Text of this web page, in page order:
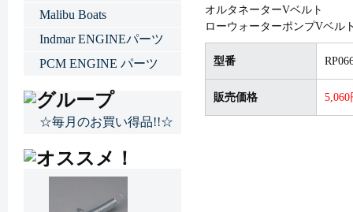
オルタネーターVベルト
ローウォーターポンプVベル
型番
販売価格
Malibu Boats
Indmar ENGINEパーツ
PCM ENGINE パーツ
☆毎月のお買い得品!!☆